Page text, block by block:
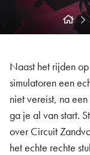
Naast het rijden
simulatoren een
niet vereist, na
ga je al van start.
over Circuit
het echte rechte